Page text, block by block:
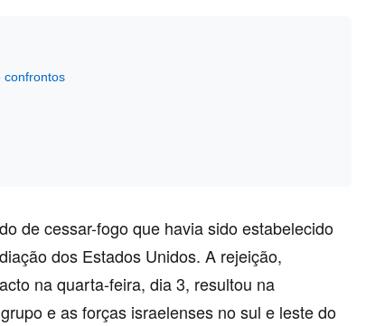
confrontos
de cessar-fogo que havia sido estabelecido
dos Estados Unidos. A rejeição,
na quarta-feira, dia 3, resultou na
e as forças israelenses no sul e leste do